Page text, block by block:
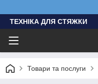
ТЕХНІКА ДЛЯ СТЯЖКИ
Товари та послуги